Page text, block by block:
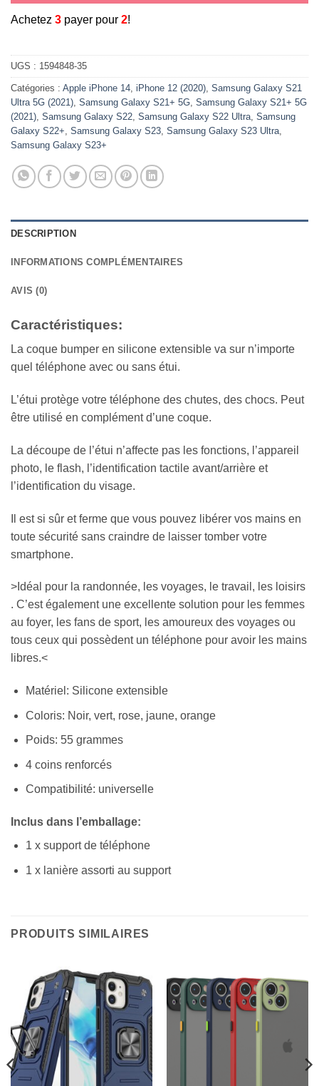
Achetez 3 payer pour 2!
UGS : 1594848-35
Catégories : Apple iPhone 14 iPhone 12 (2020) Samsung Galaxy S21
Ultra 5G (2021) Samsung Galaxy S21+ 5G Samsung Galaxy S21+ 5G
(2021) Samsung Galaxy S22 Samsung Galaxy S22 Ultra Samsung
Galaxy S22+ Samsung Galaxy S23 Samsung Galaxy S23 Ultra
Samsung Galaxy S23+
DESCRIPTION
INFORMATIONS COMPLÉMENTAIRES
AVIS (0)
Caractéristiques:
La coque bumper en silicone extensible va sur n’importe
quel téléphone avec ou sans étui.
L’étui protège votre téléphone des chutes, des chocs. Peut
être utilisé en complément d’une coque.
La découpe de l’étui n’affecte pas les fonctions, l’appareil
photo, le flash, l’identification tactile avant/arrière et
l’identification du visage.
Il est si sûr et ferme que vous pouvez libérer vos mains en
toute sécurité sans craindre de laisser tomber votre
smartphone.
>Idéal pour la randonnée, les voyages, le travail, les loisirs
. C’est également une excellente solution pour les femmes
au foyer, les fans de sport, les amoureux des voyages ou
tous ceux qui possèdent un téléphone pour avoir les mains
libres.<
Matériel: Silicone extensible
Coloris: Noir, vert, rose, jaune, orange
Poids: 55 grammes
4 coins renforcés
Compatibilité: universelle
Inclus dans l’emballage:
1 x support de téléphone
1 x lanière assorti au support
PRODUITS SIMILAIRES